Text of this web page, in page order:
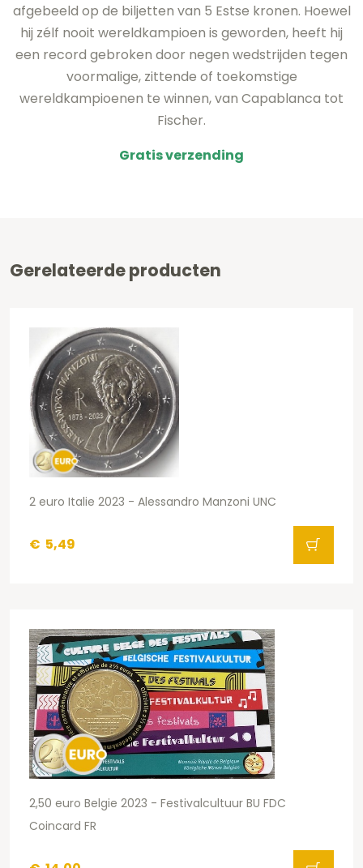
afgebeeld op de biljetten van 5 Estse kronen. Hoewel
hij zélf nooit wereldkampioen is geworden, heeft hij
een record gebroken door negen wedstrijden tegen
voormalige, zittende of toekomstige
wereldkampioenen te winnen, van Capablanca tot
Fischer.
Gratis verzending
Gerelateerde producten
2 euro Italie 2023 - Alessandro Manzoni UNC
€ 5,49
2,50 euro Belgie 2023 - Festivalcultuur BU FDC
Coincard FR